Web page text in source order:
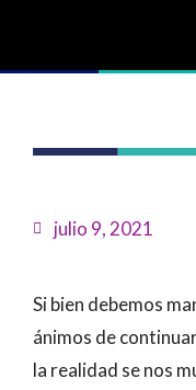
julio 9, 2021
Si bien debemos
ánimos de
la realidad se nos